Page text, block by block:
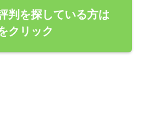
判を探している方は
クリック